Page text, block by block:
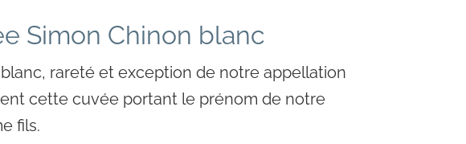
Simon Chinon blanc
rareté et exception de notre appellation
cette cuvée portant le prénom de notre
fils.